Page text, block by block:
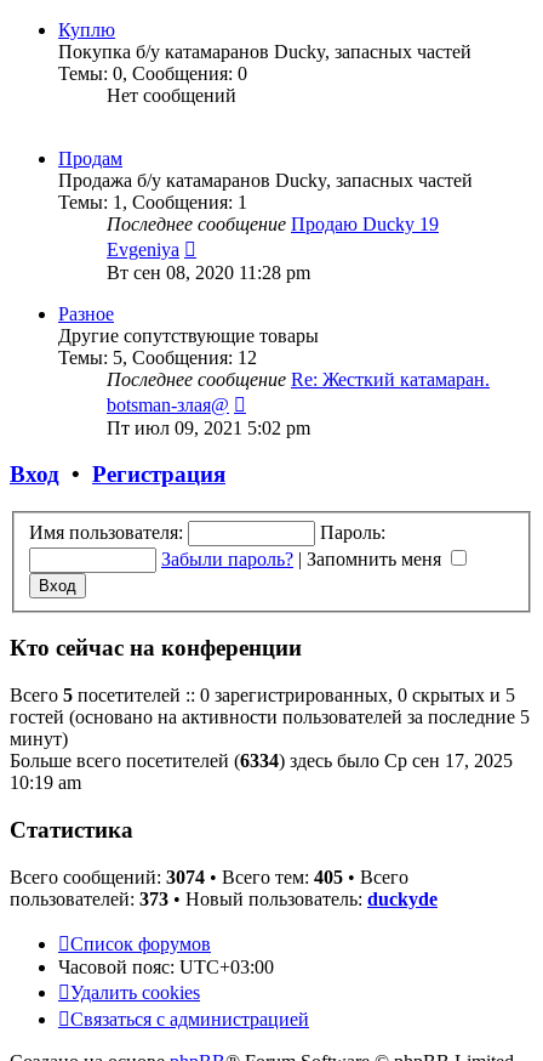
Куплю
Покупка б/у катамаранов Ducky, запасных частей
Темы: 0, Сообщения: 0
Нет сообщений
Продам
Продажа б/у катамаранов Ducky, запасных частей
Темы: 1 , Сообщения: 1
Последнее сообщение Продаю Ducky 19
Evgeniya
к
последнему
Вт сен 08, 2020 11:28 pm
Разное
Другие сопутствующие товары
Темы: 5, Сообщения: 12
Последнее сообщение Re: Жесткий катамаран.
botsman-злая@
к
последнему
Пт июл 09, 2021 5:02 pm
Вход • Регистрация
Имя пользователя:
Пароль:
Забыли пароль? | Запомнить меня
Кто сейчас на конференции
Всего 5 посетителей :: 0 зарегистрированных, 0 скрытых и 5
гостей (основано на активности пользователей за последние 5
минут)
Больше всего посетителей (6334) здесь было Ср сен 17, 2025
10:19 am
Статистика
Всего сообщений: 3074 • Всего тем: 405 • Всего
пользователей: 373 • Новый пользователь: duckyde
Список форумов
Часовой пояс: UTC+03:00
Удалить cookies
Связаться с администрацией